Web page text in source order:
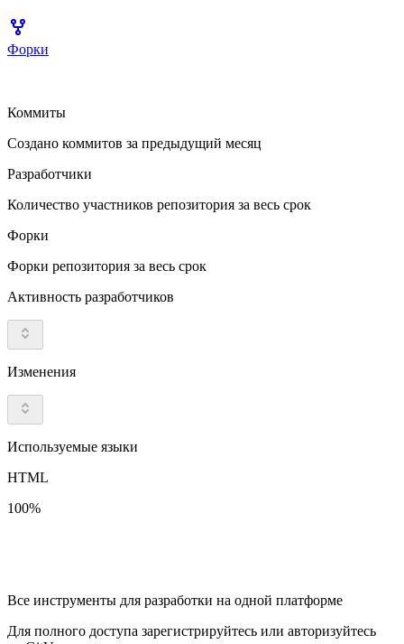
Форки
Коммиты
Создано коммитов за предыдущий месяц
Разработчики
Количество участников репозитория за весь срок
Форки
Форки репозитория за весь срок
Активность разработчиков
Изменения
Используемые языки
HTML
100%
Все инструменты для разработки на одной платформе
Для полного доступа зарегистрируйтесь или авторизуйтесь